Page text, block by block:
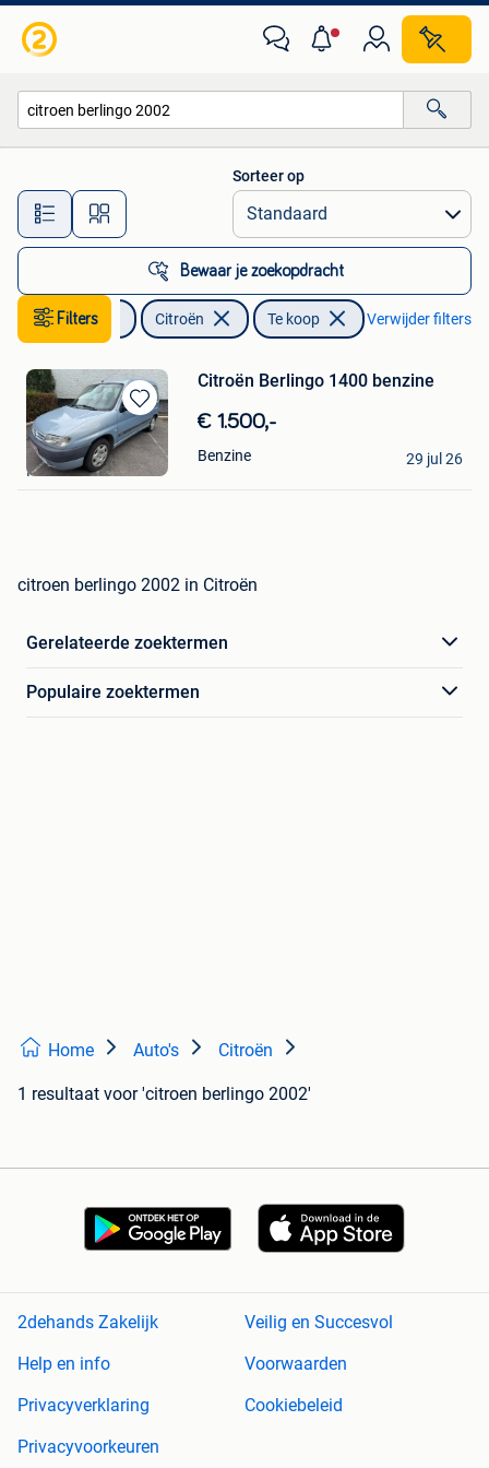
Alle afstanden…
Sorteer op
Bewaar je zoekopdracht
Filters
Auto's Citroën Te koop Verwijder filters
Bewaren
in
Mijn
Favorieten
Citroën Berlingo 1400 benzine
€ 1.500,-
Benzine
Del
Herve
29 jul 26
citroen berlingo 2002 in Citroën
Gerelateerde zoektermen
Populaire zoektermen
Home Auto's Citroën
1 resultaat voor 'citroen berlingo 2002'
2dehands Zakelijk
Veilig en Succesvol
Help en info
Voorwaarden
Privacyverklaring
Cookiebeleid
Privacyvoorkeuren